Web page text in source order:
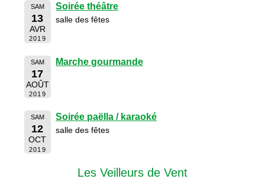
SAM
13
AVR
2019
Soirée théâtre
salle des fêtes
SAM
17
AOÛT
2019
Marche gourmande
SAM
12
OCT
2019
Soirée paëlla / karaoké
salle des fêtes
Les Veilleurs de Vent